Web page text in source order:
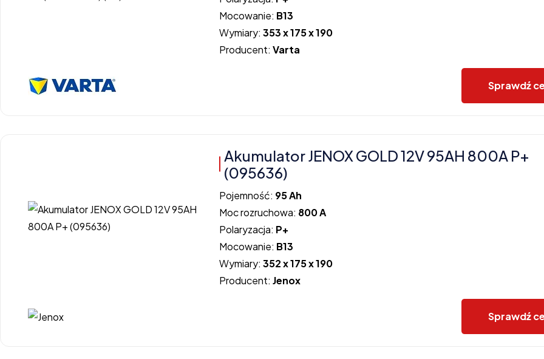
Mocowanie: B13
Wymiary:353 x 175 x 190
Producent:Varta
Sprawdź
Akumulator JENOX GOLD 12V 95AH 800A P+
(095636)
Pojemność: 95 Ah
Moc rozruchowa: 800 A
Polaryzacja: P+
Mocowanie: B13
Wymiary:352 x 175 x 190
Producent:Jenox
Sprawdź